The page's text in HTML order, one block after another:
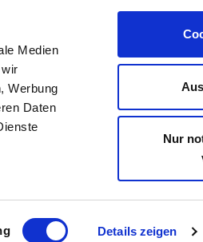
Medien
Werbung
Daten
Details zeigen
Nur
Service
Sonderanfertigung
Sonderanfertigung